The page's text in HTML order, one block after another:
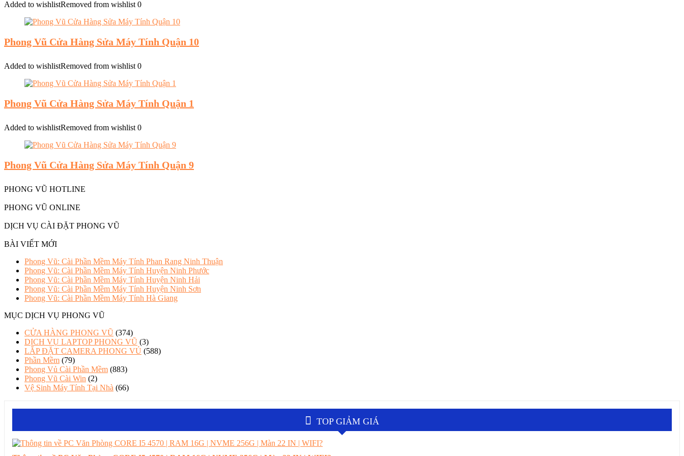
Added to wishlistRemoved from wishlist 0
Phong Vũ Cửa Hàng Sửa Máy Tính Quận 10
Added to wishlistRemoved from wishlist 0
Phong Vũ Cửa Hàng Sửa Máy Tính Quận 1
Added to wishlistRemoved from wishlist 0
Phong Vũ Cửa Hàng Sửa Máy Tính Quận 9
PHONG VŨ HOTLINE
PHONG VŨ ONLINE
DỊCH VỤ CÀI ĐẶT PHONG VŨ
BÀI VIẾT MỚI
Phong Vũ: Cài Phần Mềm Máy Tính Phan Rang Ninh Thuận
Phong Vũ: Cài Phần Mềm Máy Tính Huyện Ninh Phước
Phong Vũ: Cài Phần Mềm Máy Tính Huyện Ninh Hải
Phong Vũ: Cài Phần Mềm Máy Tính Huyện Ninh Sơn
Phong Vũ: Cài Phần Mềm Máy Tính Hà Giang
MỤC DỊCH VỤ PHONG VŨ
CỬA HÀNG PHONG VŨ (374)
DỊCH VỤ LAPTOP PHONG VŨ (3)
LẮP ĐẶT CAMERA PHONG VỦ (588)
Phần Mềm (79)
Phong Vủ Cài Phần Mềm (883)
Phong Vũ Cài Win (2)
Vệ Sinh Máy Tính Tại Nhà (66)
TOP GIẢM GIÁ